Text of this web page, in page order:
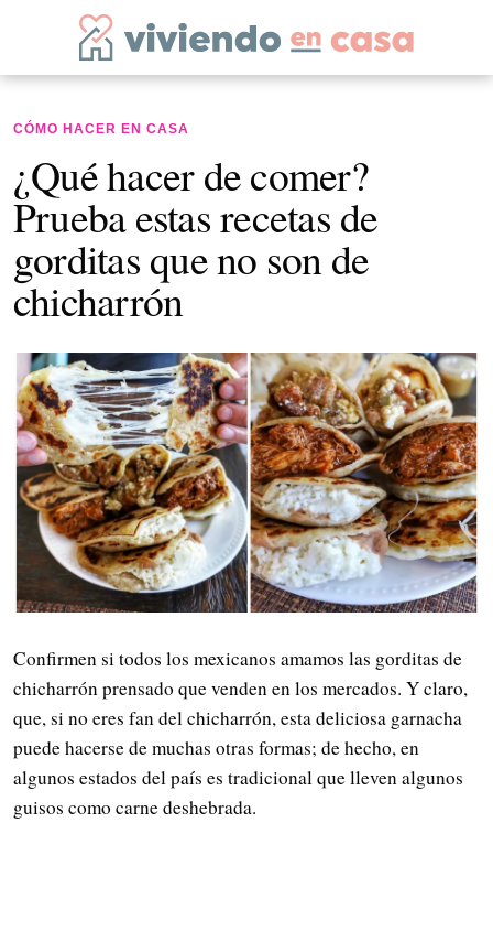
CÓMO HACER EN CASA
¿Qué hacer de comer?
Prueba estas recetas de
gorditas que no son de
chicharrón
Confirmen si todos los mexicanos amamos las gorditas de
chicharrón prensado que venden en los mercados. Y claro,
que, si no eres fan del chicharrón, esta deliciosa garnacha
puede hacerse de muchas otras formas; de hecho, en
algunos estados del país es tradicional que lleven algunos
guisos como carne deshebrada.